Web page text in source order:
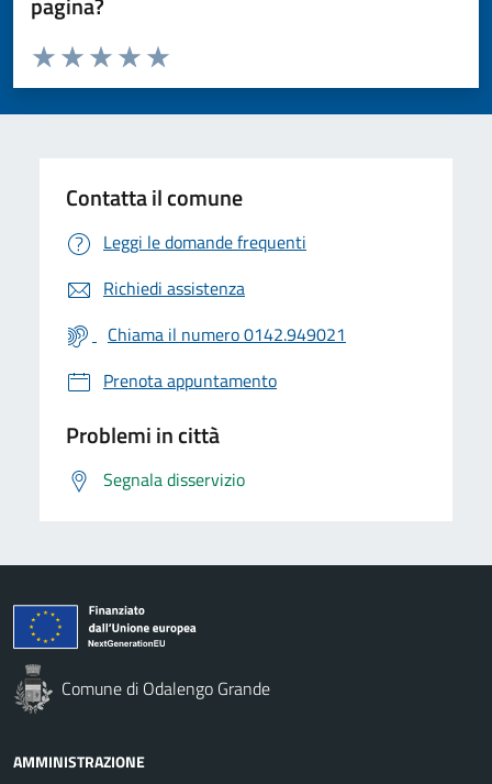
Valuta da 1 a 5 stelle la pagina
Valuta 5 stelle su 5
Valuta 4 stelle su 5
Valuta 3 stelle su 5
Valuta 2 stelle su 5
Valuta 1 stelle su 5
Contatta il comune
Leggi le domande frequenti
Richiedi assistenza
Chiama il numero 0142.949021
Prenota appuntamento
Problemi in città
Segnala disservizio
Comune di Odalengo Grande
AMMINISTRAZIONE